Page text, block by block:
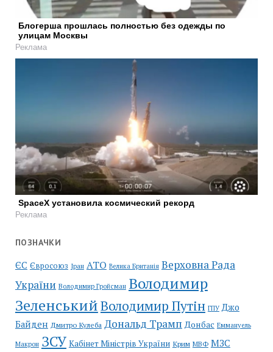
Блогерша прошлась полностью без одежды по
улицам Москвы
Реклама
SpaceX установила космический рекорд
Реклама
ПОЗНАЧКИ
ЄС Євросоюз Іран АТО Велика Британія Верховна Рада
України Володимир Гройсман Володимир
ЗеленськийВолодимир Путін ГПУ Джо
Байден Дмитро Кулеба Дональд Трамп Донбас Еммануель
Макрон ЗСУ Кабінет Міністрів України Крим МВФ МЗС